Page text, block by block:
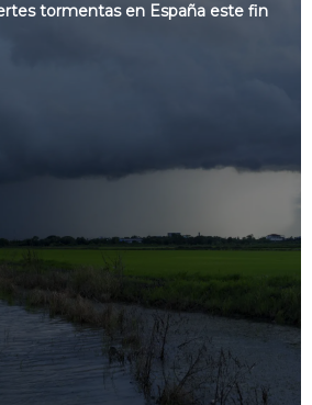
tormentas en España este fin